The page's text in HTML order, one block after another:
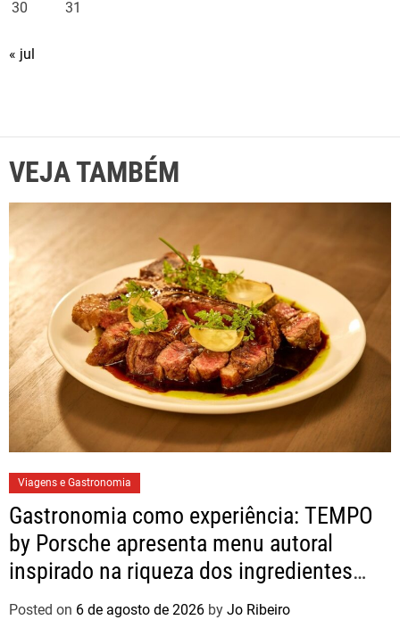
30 31
« jul
VEJA TAMBÉM
Viagens e Gastronomia
Gastronomia como experiência: TEMPO
by Porsche apresenta menu autoral
inspirado na riqueza dos ingredientes
brasileiros
Posted on 6 de agosto de 2026 by Jo Ribeiro